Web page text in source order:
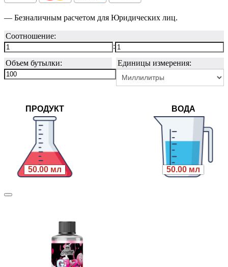
— Безналичным расчетом для Юридических лиц.
Соотношение:
:
Объем бутылки:
Единицы измерения:
ПРОДУКТ
50.00 мл
ВОДА
50.00 мл